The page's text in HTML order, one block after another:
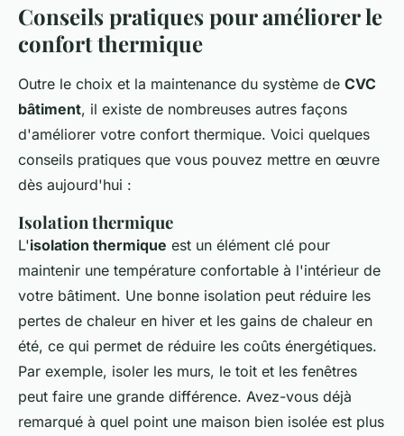
Conseils pratiques pour améliorer le
confort thermique
Outre le choix et la maintenance du système de CVC
bâtiment, il existe de nombreuses autres façons
d'améliorer votre confort thermique. Voici quelques
conseils pratiques que vous pouvez mettre en œuvre
dès aujourd'hui :
Isolation thermique
L'isolation thermique est un élément clé pour
maintenir une température confortable à l'intérieur de
votre bâtiment. Une bonne isolation peut réduire les
pertes de chaleur en hiver et les gains de chaleur en
été, ce qui permet de réduire les coûts énergétiques.
Par exemple, isoler les murs, le toit et les fenêtres
peut faire une grande différence. Avez-vous déjà
remarqué à quel point une maison bien isolée est plus